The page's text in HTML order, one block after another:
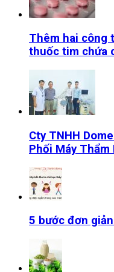
Thêm hai công
thuốc tim chứa
Cty TNHH
Phối Máy Thẩm
5 bước đơn